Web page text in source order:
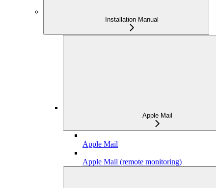
Installation Manual
Apple Mail
Apple Mail
Apple Mail (remote monitoring)